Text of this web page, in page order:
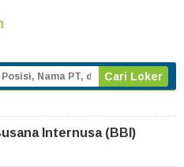
Internusa (BBI)